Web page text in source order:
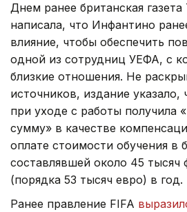
Днем ранее британская
написала, что Инфантино
влияние, чтобы обеспечить
одной из сотрудниц УЕФА, с
близкие отношения. Не
источников, издание указало,
при уходе с работы получила
сумму» в качестве
оплате стоимости обучения
составлявшей около 45 тысяч
(порядка 53 тысяч евро) в год.
Ранее правление FIFA